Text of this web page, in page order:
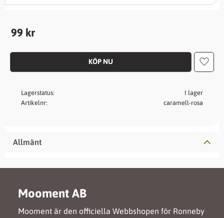
99 kr
Lägg
Lagerstatus
I lager
Artikelnr
caramell-rosa
Allmänt
Mooment AB
Mooment är den officiella Webbshopen för Ronneby